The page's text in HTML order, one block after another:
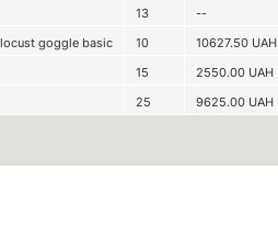
13 --
locust goggle basic 10 10627.50 UAH
15 2550.00 UAH
25 9625.00 UAH